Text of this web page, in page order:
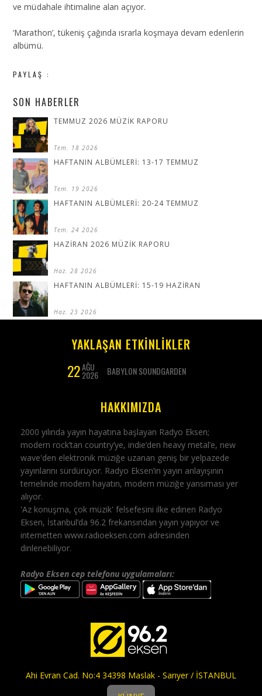
ve müdahale ihtimaline alan açıyor.
‘Marathon’, tükeniş çağında ısrarla koşmaya devam edenlerin
albümü.
PAYLAŞ :
SON HABERLER
TEMMUZ 2026 MÜZİK RAPORU
Tem. 18 2026
HAFTANIN ALBÜMLERİ: 13-17 TEMMUZ
Tem. 19 2026
HAFTANIN ALBÜMLERİ: 20-24 TEMMUZ
Tem. 24 2026
HAZİRAN 2026 MÜZİK RAPORU
Haz. 28 2026
HAFTANIN ALBÜMLERİ: 15-19 HAZİRAN
Haz. 23 2026
HAKKIMIZDA
2000 yılında yayın hayatına başlayan Radyo Eksen;
modern rock’tan country’ye, indie’den heavy metal’e, new
wave'den elektronik müziğe uzanan geniş bir yelpazede
yayınlarını sürdürüyor. Radyo Eksen’in yayın anlayışının
temelinde modern hayatın, modern müziğe yansıması yer
alıyor.
'Az konuşma, çok müzik' felsefesini ilke edinen Radyo
Eksen, İstanbul’da 96.2 frekansından yayın yapıyor ve
internetten www.radioeksen.com adresinden
dinlenebiliyor.
Radyo Eksen cep telefonu uygulamaları:
YAKLAŞAN ETKİNLİKLER
22AĞU
2026 BABYLON SOUNDGARDEN
Ahi Evran Cad. No:4 34398 Maslak - Sarıyer / İSTANBUL